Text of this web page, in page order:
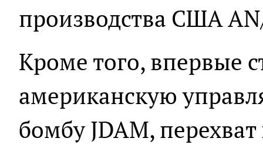
производства США
Кроме того, впервые
американскую
бомбу JDAM,